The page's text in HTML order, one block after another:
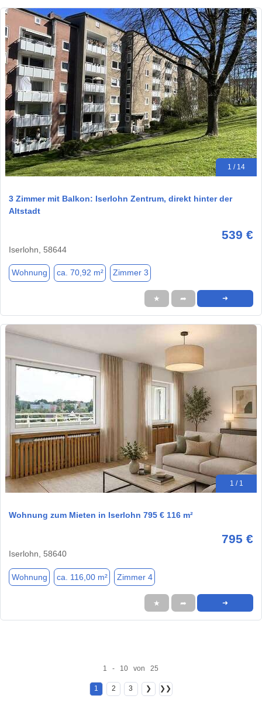
1 / 14
3 Zimmer mit Balkon: Iserlohn Zentrum, direkt hinter der
Altstadt
539 €
Iserlohn, 58644
Wohnung ca. 70,92 m² Zimmer 3
★ ➦ ➜
1 / 1
Wohnung zum Mieten in Iserlohn 795 € 116 m²
795 €
Iserlohn, 58640
Wohnung ca. 116,00 m² Zimmer 4
★ ➦ ➜
1 - 10 von 25
1 2 3 ❯ ❯❯